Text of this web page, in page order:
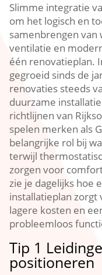
Slimme integratie
om het logisch en
samenbrengen van
ventilatie en
één renovatieplan.​
gegroeid sinds de
renovaties steeds
duurzame
richtlijnen van
spelen merken als
belangrijke rol bij
terwijl
zorgen voor
zie je dagelijks hoe
installatieplan
lagere kosten en
probleemloos
Tip 1
positioneren